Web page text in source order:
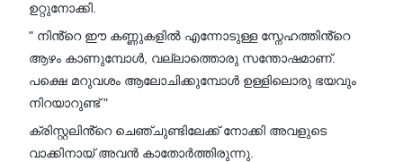
ഉറ്റുനോക്കി.
" നിൻ്റെ ഈ കണ്ണുകളിൽ എന്നോടുള്ള സ്നേഹത്തിൻ്റെ
ആഴം കാണുമ്പോൾ, വല്ലാത്തൊരു സന്തോഷമാണ്.
പക്ഷെ മറുവശം ആലോചിക്കുമ്പോൾ ഉള്ളിലൊരു ഭയവും
നിറയാറുണ്ട് "
ക്രിസ്റ്റലിൻ്റെ ചെഞ്ചുണ്ടിലേക്ക് നോക്കി അവളുടെ
വാക്കിനായ് അവൻ കാതോർത്തിരുന്നു.